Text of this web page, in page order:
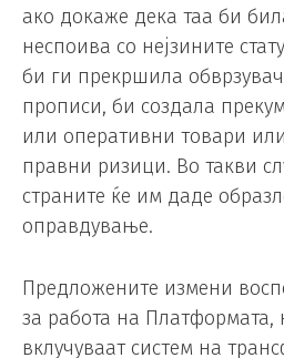
ако докаже дека таа би
неспоива со нејзините
би ги прекршила
прописи, би создала
или оперативни товари
правни ризици. Во такви
страните ќе им даде
оправдување.
Предложените измени
за работа на Платформата,
вклучуваат систем на